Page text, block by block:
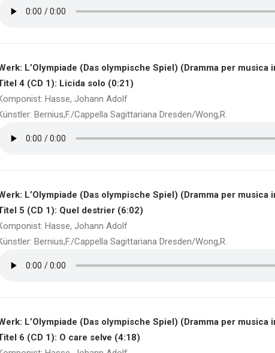
L’Olympiade (Das olympische Spiel) (Dramma per
4 (CD 1): Licida solo (0:21)
Hasse, Johann Adolf
Bernius,F./Cappella Sagittariana Dresden/Wong,R.
L’Olympiade (Das olympische Spiel) (Dramma per
5 (CD 1): Quel destrier (6:02)
Hasse, Johann Adolf
Bernius,F./Cappella Sagittariana Dresden/Wong,R.
L’Olympiade (Das olympische Spiel) (Dramma per
6 (CD 1): O care selve (4:18)